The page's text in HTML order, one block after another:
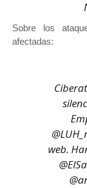
Sobre los
afectadas:
web.